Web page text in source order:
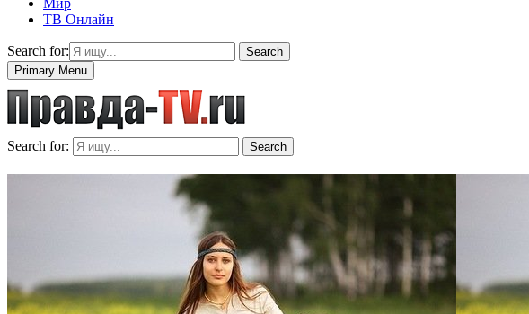
Мир
ТВ Онлайн
Search for:
Search
Primary Menu
Search for: Search